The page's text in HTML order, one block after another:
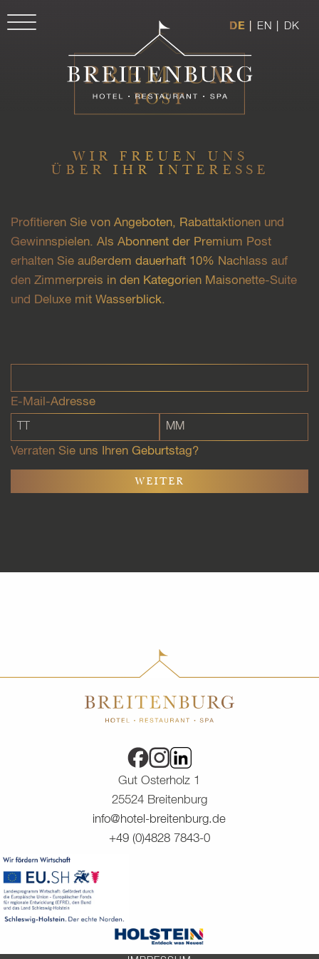
DE EN DK
WIR FREUEN UNS
ÜBER IHR INTERESSE
Profitieren Sie von Angeboten, Rabattaktionen und
Gewinnspielen. Als Abonnent der Premium Post
erhalten Sie außerdem dauerhaft 10% Nachlass auf
den Zimmerpreis in den Kategorien Maisonette-Suite
und Deluxe mit Wasserblick.
E-Mail-Adresse
Verraten Sie uns Ihren Geburtstag?
WEITER
Gut Osterholz 1
25524 Breitenburg
info@hotel-breitenburg.de
+49 (0)4828 7843-0